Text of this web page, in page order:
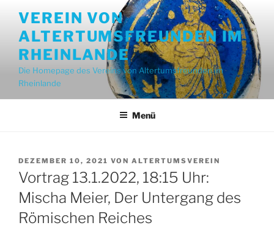
Inhalt
springen
VEREIN VON
ALTERTUMSFREUNDEN IM
RHEINLANDE
Die Homepage des Vereins von Altertumsfreunden im
Rheinlande
Menü
VERÖFFENTLICHT
AM
DEZEMBER 10, 2021 VON ALTERTUMSVEREIN
Vortrag 13.1.2022, 18:15 Uhr:
Mischa Meier, Der Untergang des
Römischen Reiches